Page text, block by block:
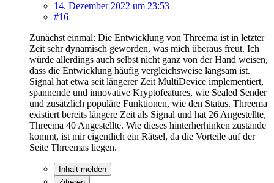
14. Dezember 2022 um 23:53
#16
Zunächst einmal: Die Entwicklung von Threema ist in letzter
Zeit sehr dynamisch geworden, was mich überaus freut. Ich
würde allerdings auch selbst nicht ganz von der Hand weisen,
dass die Entwicklung häufig vergleichsweise langsam ist.
Signal hat etwa seit längerer Zeit MultiDevice implementiert,
spannende und innovative Kryptofeatures, wie Sealed Sender
und zusätzlich populäre Funktionen, wie den Status. Threema
existiert bereits längere Zeit als Signal und hat 26 Angestellte,
Threema 40 Angestellte. Wie dieses hinterherhinken zustande
kommt, ist mir eigentlich ein Rätsel, da die Vorteile auf der
Seite Threemas liegen.
Inhalt melden